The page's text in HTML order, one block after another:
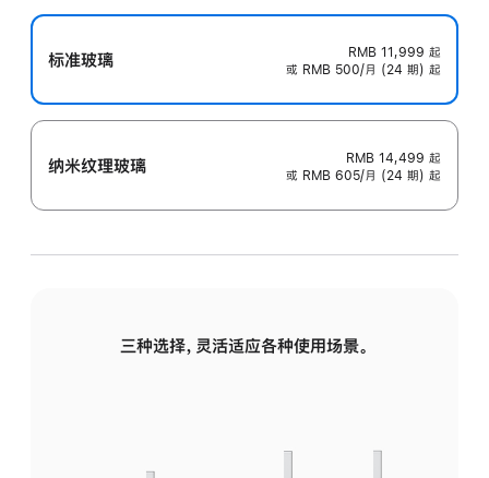
标准玻璃 RMB 11,999 起
或 RMB 500/月 (24 期) 起
纳米纹理玻璃 RMB 14,499 起
或 RMB 605/月 (24 期) 起
三种选择，灵活适应各种使用场景。